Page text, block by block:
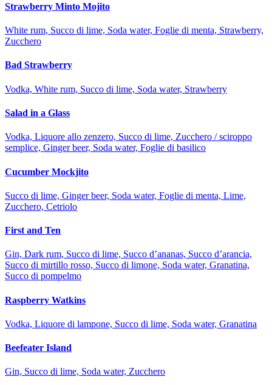
Strawberry Minto Mojito
White rum, Succo di lime, Soda water, Foglie di menta, Strawberry,
Zucchero
Bad Strawberry
Vodka, White rum, Succo di lime, Soda water, Strawberry
Salad in a Glass
Vodka, Liquore allo zenzero, Succo di lime, Zucchero / sciroppo
semplice, Ginger beer, Soda water, Foglie di basilico
Cucumber Mockjito
Succo di lime, Ginger beer, Soda water, Foglie di menta, Lime,
Zucchero, Cetriolo
First and Ten
Gin, Dark rum, Succo di lime, Succo d’ananas, Succo d’arancia,
Succo di mirtillo rosso, Succo di limone, Soda water, Granatina,
Succo di pompelmo
Raspberry Watkins
Vodka, Liquore di lampone, Succo di lime, Soda water, Granatina
Beefeater Island
Gin, Succo di lime, Soda water, Zucchero